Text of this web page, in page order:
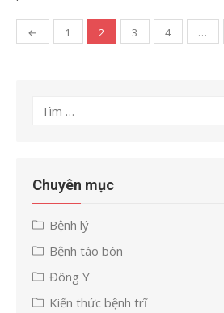
Điều
viết
← 1 2 3 4 …
Tìm
Chuyên mục
Bệnh lý
Bệnh táo bón
Đông Y
Kiến thức bệnh trĩ